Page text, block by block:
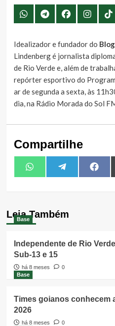
Idealizador e fundador do
Lindenberg é jornalista
de Rio Verde e, além de
repórter esportivo do
ar de segunda a sexta, às
dia, na Rádio Morada do Sol
Compartilhe
Share
on
WhatsAppShare
on
TelegramShare
on
Leia Também
Base
Independente de Rio
Sub-13 e 15
há 8 meses
0
Base
Times goianos conhecem
2026
há 8 meses
0